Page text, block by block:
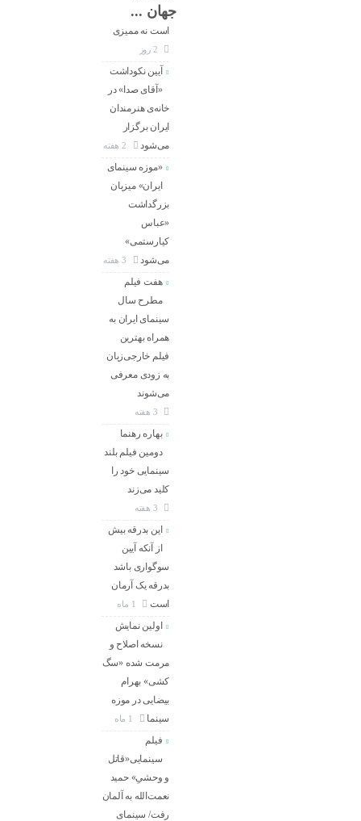
جهان ...
کار ما تنظیم‌گری
است نه ممیزی
آیین نکوداشت
«آقای صدا» در
خانه‌ی هنرمندان
ایران برگزار
می‌شود
«موزه سینمای
ایران» میزبان
بزرگداشت
«عباس
کیارستمی»
می‌شود
هفت فیلم
مطرح سال
سینمای ایران به
همراه بهترین
فیلم خارجی‌زبان
به زودی معرفی
می‌شوند
بهاره رهنما
دومین فیلم بلند
سینمایی خود را
کلید می‌زند
این بدرقه بیش
از آنکه آیین
سوگواری باشد
بدرقه یک آرمان
است
اولین نمایش
نسخه اصلاح و
مرمت شده «سگ
کشی» بهرام
بیضایی در موزه
سینما
فیلم
سینمایی«قاتل
و وحشیِ» حمید
نعمت‌الله به آلمان
رفت/ سینمای